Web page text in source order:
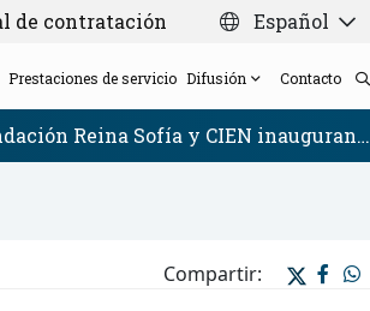
de contratación Español
Asesor Externoy Genética Molecular
post-mortem para
Prestaciones de servicio Difusión Contacto
Reina Sofía y CIEN inauguran…
Compartir: